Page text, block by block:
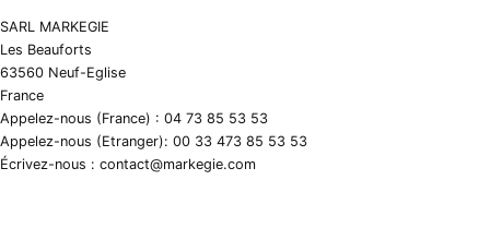
SARL MARKEGIE
Les Beauforts
63560 Neuf-Eglise
France
Appelez-nous (France) : 04 73 85 53 53
Appelez-nous (Etranger): 00 33 473 85 53 53
Écrivez-nous : contact@markegie.com